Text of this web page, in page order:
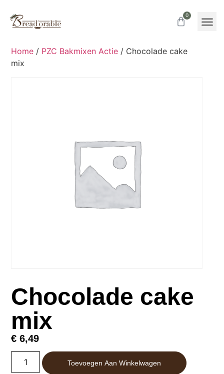
0
Home / PZC Bakmixen Actie / Chocolade cake
mix
Chocolade cake
mix
€ 6,49
Toevoegen Aan Winkelwagen